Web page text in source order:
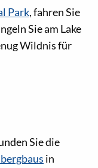
Park, fahren Sie
Sie am Lake
Wildnis für
Sie die
in